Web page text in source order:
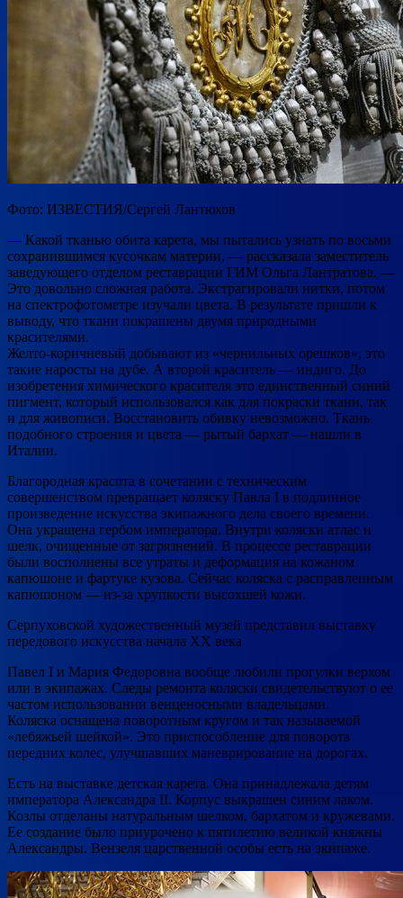
Фото: ИЗВЕСТИЯ/Сергей Лантюхов
— Какой тканью обита карета, мы пытались узнать по восьми
сохранившимся кусочкам материи, — рассказала заместитель
заведующего отделом реставрации ГИМ Ольга Лантратова. —
Это довольно сложная работа. Экстрагировали нитки, потом
на спектрофотометре изучали цвета. В результате пришли к
выводу, что ткани покрашены двумя природными
красителями.
Желто-коричневый добывают из «чернильных орешков», это
такие наросты на дубе. А второй краситель — индиго. До
изобретения химического красителя это единственный синий
пигмент, который использовался как для покраски ткани, так
и для живописи. Восстановить обивку невозможно. Ткань
подобного строения и цвета — рытый бархат — нашли в
Италии.
Благородная красота в сочетании с техническим
совершенством превращает коляску Павла I в подлинное
произведение искусства экипажного дела своего времени.
Она украшена гербом императора. Внутри коляски атлас и
шелк, очищенные от загрязнений. B процессе реставрации
были восполнены все утраты и деформация на кожаном
капюшоне и фартуке кузова. Сейчас коляска с расправленным
капюшоном — из-за хрупкости высохшей кожи.
Серпуховской художественный музей представил выставку
передового искусства начала XX века
Павел І и Мария Федоровна вообще любили прогулки верхом
или в экипажах. Следы ремонта коляски свидетельствуют о ее
частом использовании венценосными владельцами.
Коляска оснащена поворотным кругом и так называемой
«лебяжьей шейкой». Это приспособление для поворота
передних колес, улучшавших маневрирование на дopoгax.
Есть на выставке детская карета. Она принадлежала детям
императора Александра II. Корпус выкрашен синим лаком.
Козлы отделаны натуральным шелком, бархатом и кружевами.
Ее создание было приурочено к пятилетию великой княжны
Александры. Вензеля царственной особы есть на экипаже.